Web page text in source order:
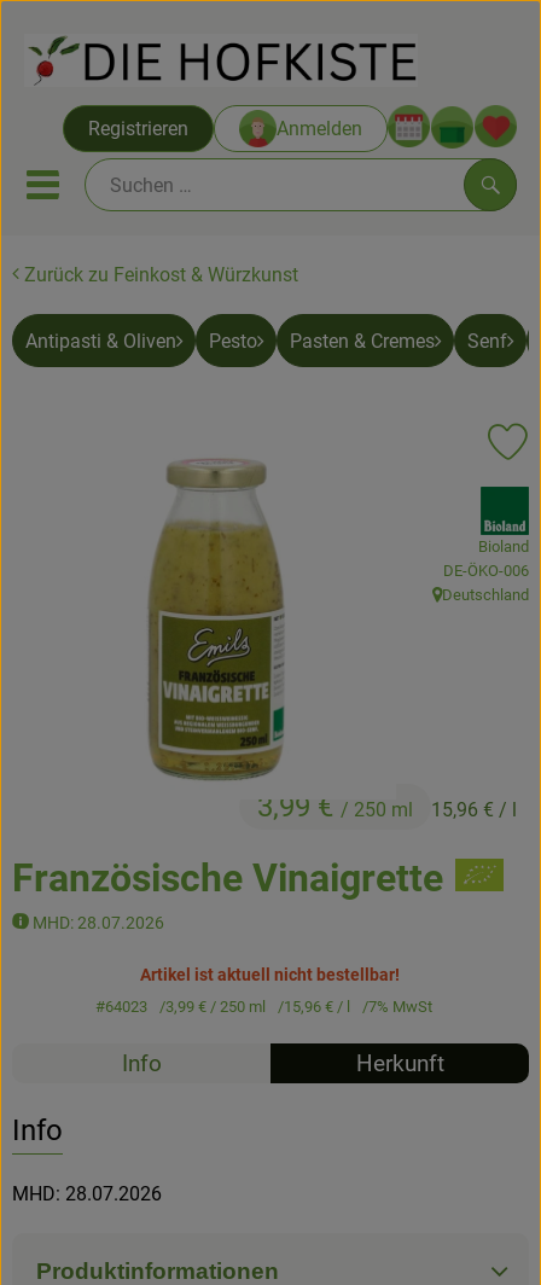
Registrieren Anmelden
Mobiles Menu öffnen oder
Saatgut ab Juli
Themenwelten
Großgebinde
So geht’s
Hofladen
Zurück zu Feinkost & Würzkunst
Antipasti & Oliven Pesto Pasten & Cremes Senf
Französische Vinaigrette
MHD: 28.07.2026
3,99 € / 250 ml 15,96 € / l
Bioland
, Kontrollstelle:
DE-ÖKO-006
, Herkunft:
Deutschland
Artikel ist aktuell nicht bestellbar!
#64023 3,99 €/ 250 ml 15,96 €/ l 7% MwSt
Info Herkunft
Info
MHD: 28.07.2026
Produktinformationen